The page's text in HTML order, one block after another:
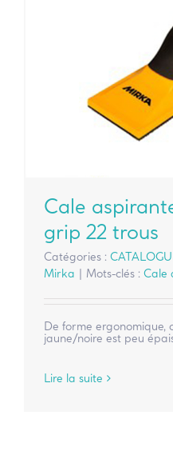
Cale
grip 22 trous
Catégories :
Mirka | Mots-clés : Cale
De forme ergonomique,
jaune/noire est peu
Lire la suite